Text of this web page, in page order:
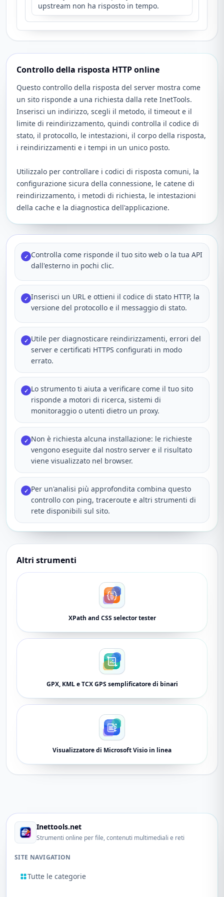
upstream non ha risposto in tempo.
Controllo della risposta HTTP online
Questo controllo della risposta del server mostra come
un sito risponde a una richiesta dalla rete InetTools.
Inserisci un indirizzo, scegli il metodo, il timeout e il
limite di reindirizzamento, quindi controlla il codice di
stato, il protocollo, le intestazioni, il corpo della risposta,
i reindirizzamenti e i tempi in un unico posto.
Utilizzalo per controllare i codici di risposta comuni, la
configurazione sicura della connessione, le catene di
reindirizzamento, i metodi di richiesta, le intestazioni
della cache e la diagnostica dell'applicazione.
✓ Controlla come risponde il tuo sito web o la tua API
dall'esterno in pochi clic.
✓ Inserisci un URL e ottieni il codice di stato HTTP, la
versione del protocollo e il messaggio di stato.
✓ Utile per diagnosticare reindirizzamenti, errori del
server e certificati HTTPS configurati in modo
errato.
✓ Lo strumento ti aiuta a verificare come il tuo sito
risponde a motori di ricerca, sistemi di
monitoraggio o utenti dietro un proxy.
✓ Non è richiesta alcuna installazione: le richieste
vengono eseguite dal nostro server e il risultato
viene visualizzato nel browser.
✓ Per un'analisi più approfondita combina questo
controllo con ping, traceroute e altri strumenti di
rete disponibili sul sito.
Altri strumenti
XPath and CSS selector tester
GPX, KML e TCX GPS semplificatore di binari
Visualizzatore di Microsoft Visio in linea
Inettools.net
Strumenti online per file, contenuti multimediali e reti
SITE NAVIGATION
Tutte le categorie